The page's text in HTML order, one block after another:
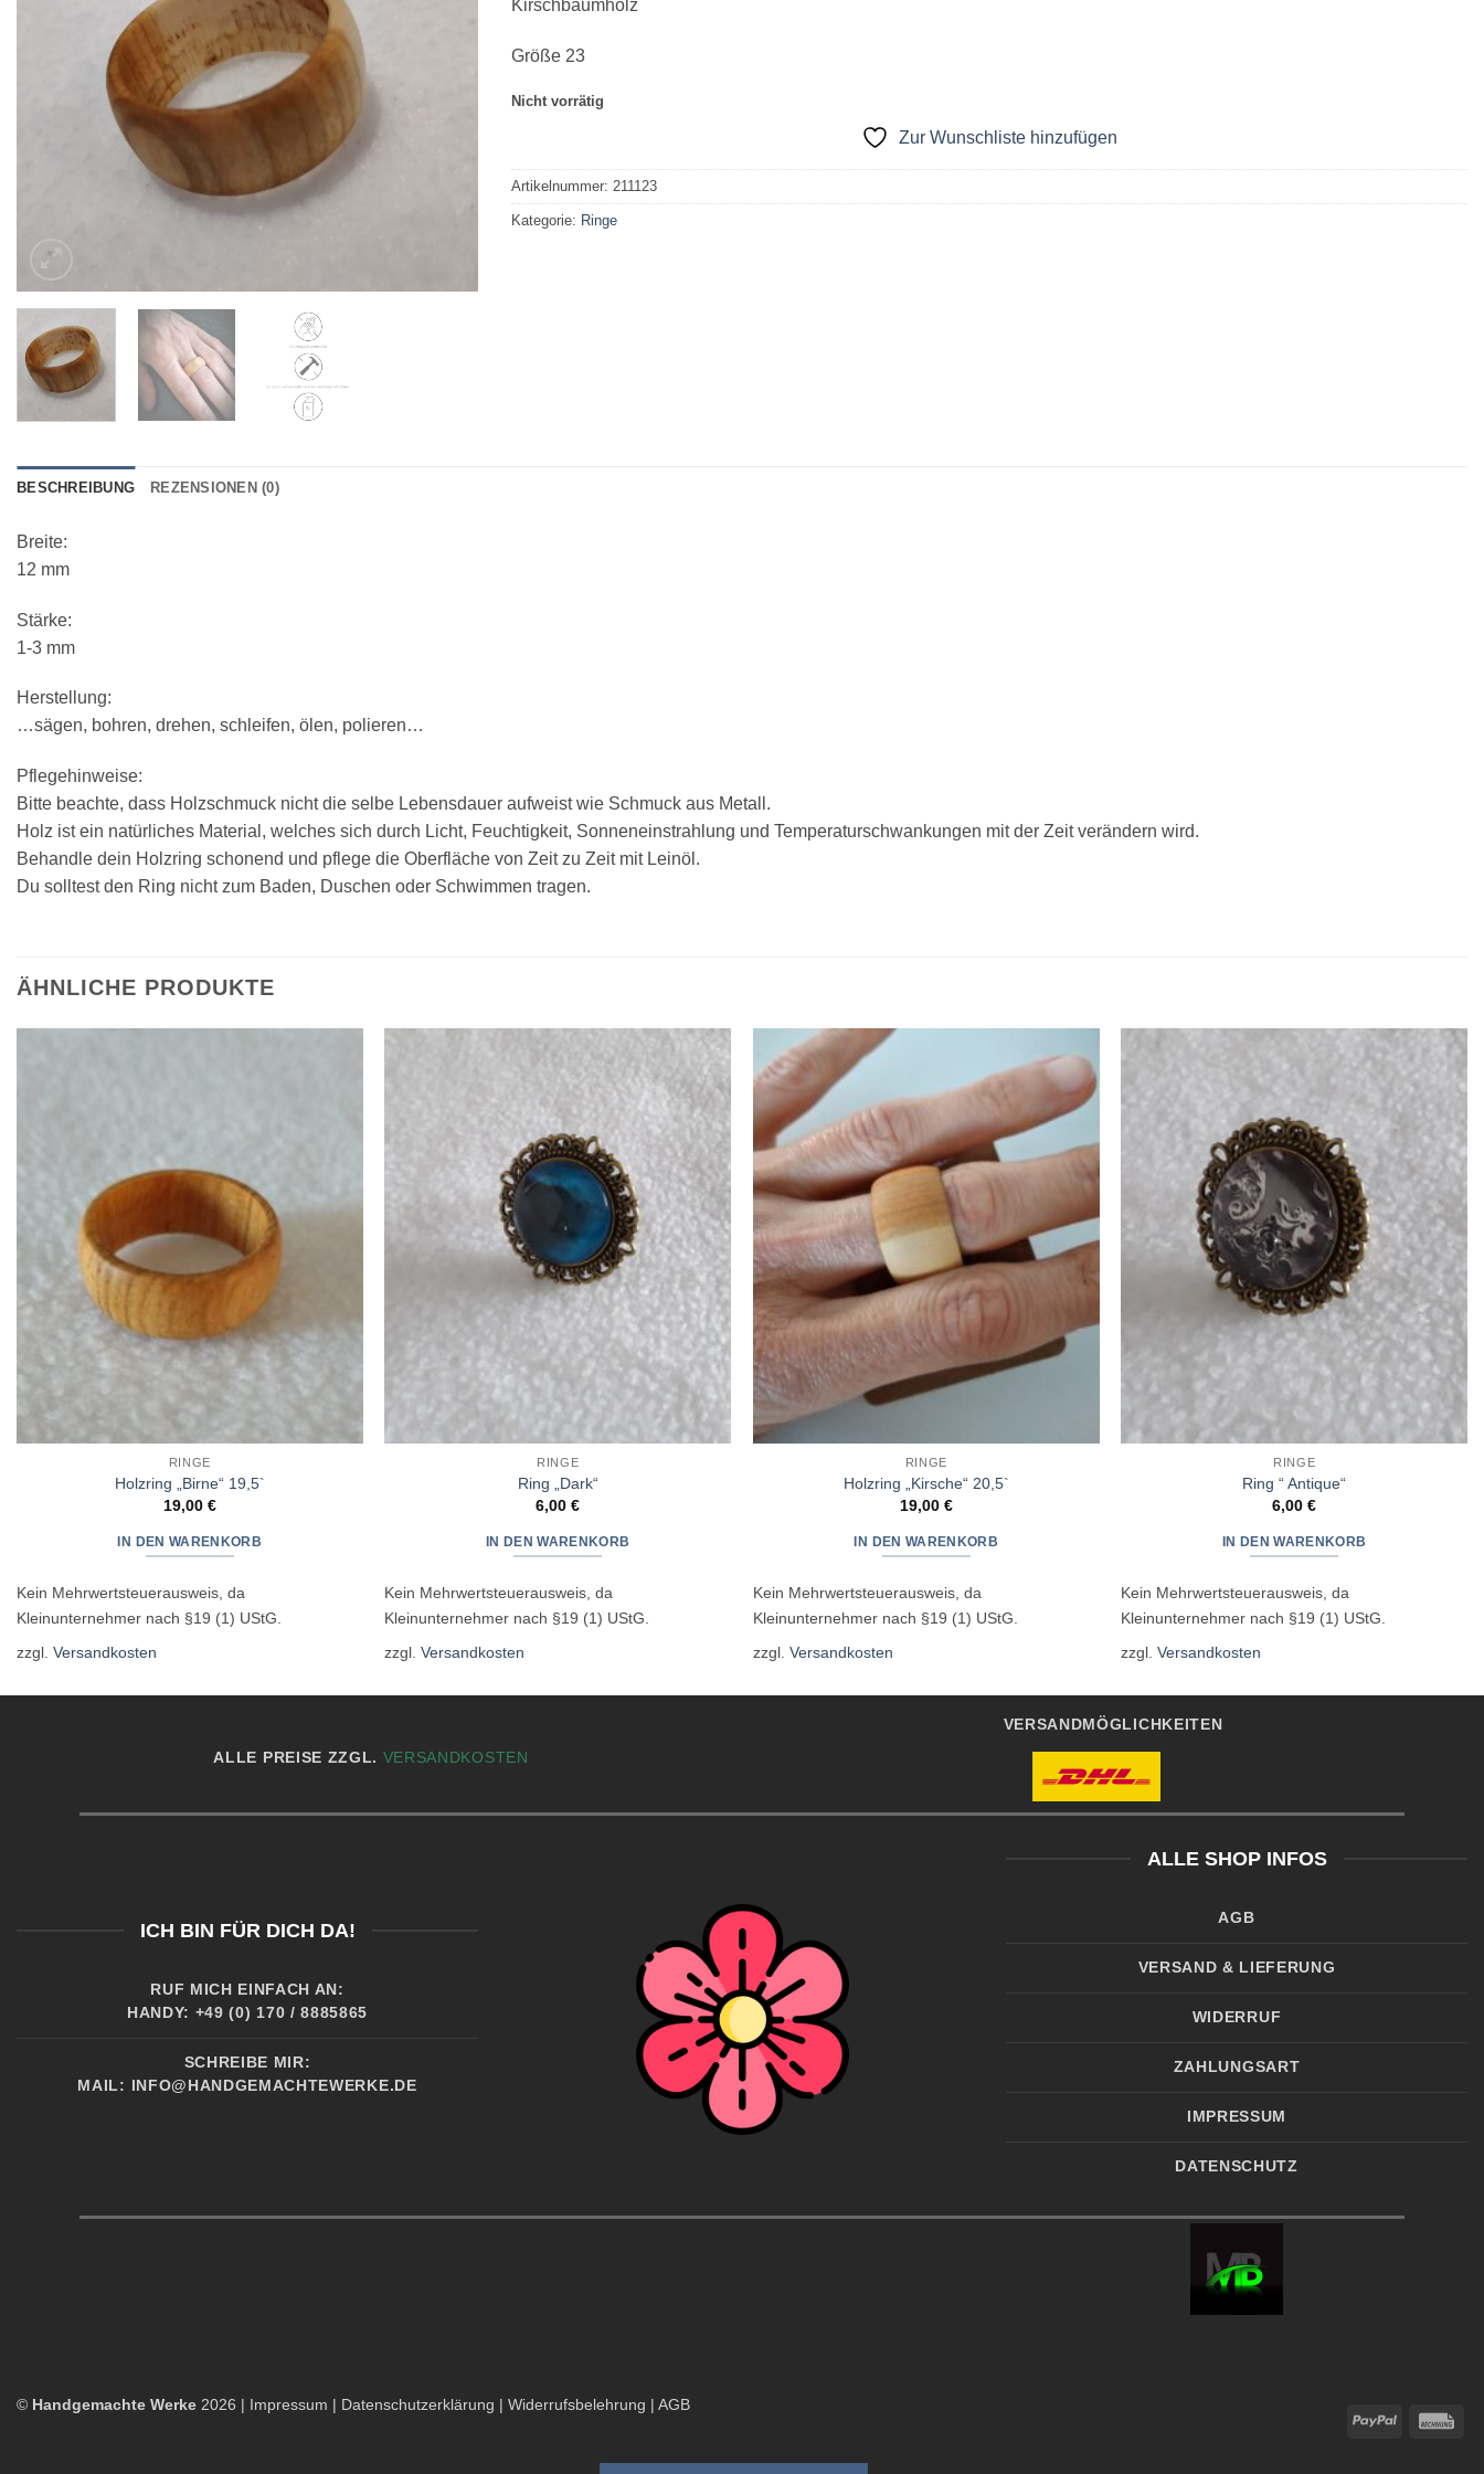
Kirschbaumholz
Größe 23
Nicht vorrätig
Zur Wunschliste hinzufügen
Artikelnummer: 211123
Kategorie: Ringe
BESCHREIBUNG REZENSIONEN (0)
Breite:
12 mm
Stärke:
1-3 mm
Herstellung:
…sägen, bohren, drehen, schleifen, ölen, polieren…
Pflegehinweise:
Bitte beachte, dass Holzschmuck nicht die selbe Lebensdauer aufweist wie Schmuck aus Metall.
Holz ist ein natürliches Material, welches sich durch Licht, Feuchtigkeit, Sonneneinstrahlung und Temperaturschwankungen mit der Zeit verändern wird.
Behandle dein Holzring schonend und pflege die Oberfläche von Zeit zu Zeit mit Leinöl.
Du solltest den Ring nicht zum Baden, Duschen oder Schwimmen tragen.
ÄHNLICHE PRODUKTE
RINGE
Holzring „Birne“ 19,5`
19,00 €
IN DEN WARENKORB
Kein Mehrwertsteuerausweis, da
Kleinunternehmer nach §19 (1) UStG.
zzgl. Versandkosten
Zur
Wunschliste
hinzufügen
RINGE
Ring „Dark“
6,00€
IN DEN WARENKORB
Kein Mehrwertsteuerausweis, da
Kleinunternehmer nach §19 (1) UStG.
zzgl.Versandkosten
Wunschliste
hinzufügen
RINGE
Holzring „Kirsche“ 20,5`
19,00 €
IN DEN WARENKORB
Kein Mehrwertsteuerausweis, da
Kleinunternehmer nach §19 (1) UStG.
zzgl. Versandkosten
Zur
Wunschliste
RINGE
Ring “ Antique“
6,00€
IN DEN WARENKORB
Kein Mehrwertsteuerausweis, da
Kleinunternehmer nach §19 (1) UStG.
zzgl.Versandkosten
ALLE PREISE ZZGL. VERSANDKOSTEN
VERSANDMÖGLICHKEITEN
ICH BIN FÜR DICH DA!
RUF MICH EINFACH AN:
HANDY: +49 (0) 170 / 8885865
SCHREIBE MIR:
MAIL: INFO@HANDGEMACHTEWERKE.DE
ALLE SHOP INFOS
AGB
VERSAND & LIEFERUNG
WIDERRUF
ZAHLUNGSART
IMPRESSUM
DATENSCHUTZ
PayPal
© Handgemachte Werke 2026 | Impressum | Datenschutzerklärung | Widerrufsbelehrung | AGB